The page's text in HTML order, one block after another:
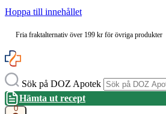
Hoppa till innehållet
Fria fraktalternativ över 199 kr för övriga produkter
Sök på DOZ Apotek
Hämta ut recept
0